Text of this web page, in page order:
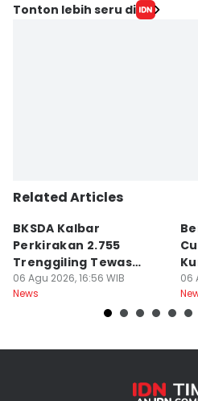
Tonton lebih seru di
Related Articles
BKSDA Kalbar
Perkirakan 2.755
Trenggiling Tewas
untuk Dapat 551 Kg Sisik
06 Agu 2026, 16:56 WIB
News
06